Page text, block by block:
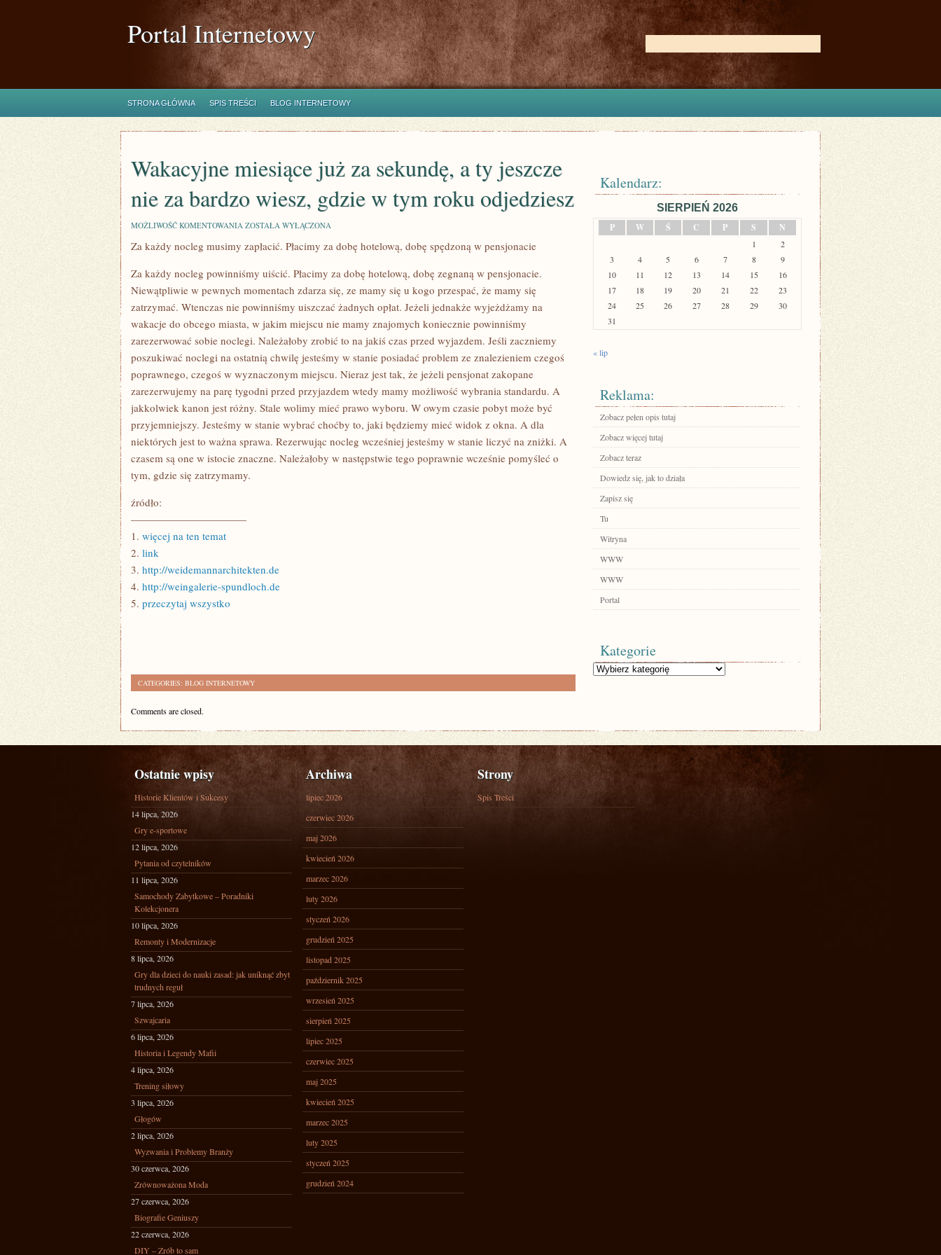
Portal Internetowy
STRONA GŁÓWNA SPIS TREŚCI BLOG INTERNETOWY
Wakacyjne miesiące już za sekundę, a ty jeszcze
nie za bardzo wiesz, gdzie w tym roku odjedziesz
MOŻLIWOŚĆ KOMENTOWANIA WAKACYJNE
JUŻ
A
TY
NIE
BARDZO
WIESZ,
W
TYM
ROKU
ODJEDZIESZ
ZOSTAŁA WYŁĄCZONA
Za każdy nocleg musimy zapłacić. Płacimy za dobę hotelową, dobę spędzoną w pensjonacie
Za każdy nocleg powinniśmy uiścić. Płacimy za dobę hotelową, dobę zegnaną w pensjonacie.
Niewątpliwie w pewnych momentach zdarza się, ze mamy się u kogo przespać, że mamy się
zatrzymać. Wtenczas nie powinniśmy uiszczać żadnych opłat. Jeżeli jednakże wyjeżdżamy na
wakacje do obcego miasta, w jakim miejscu nie mamy znajomych koniecznie powinniśmy
zarezerwować sobie noclegi. Należałoby zrobić to na jakiś czas przed wyjazdem. Jeśli zaczniemy
poszukiwać noclegi na ostatnią chwilę jesteśmy w stanie posiadać problem ze znalezieniem czegoś
poprawnego, czegoś w wyznaczonym miejscu. Nieraz jest tak, że jeżeli pensjonat zakopane
zarezerwujemy na parę tygodni przed przyjazdem wtedy mamy możliwość wybrania standardu. A
jakkolwiek kanon jest różny. Stale wolimy mieć prawo wyboru. W owym czasie pobyt może być
przyjemniejszy. Jesteśmy w stanie wybrać choćby to, jaki będziemy mieć widok z okna. A dla
niektórych jest to ważna sprawa. Rezerwując nocleg wcześniej jesteśmy w stanie liczyć na zniżki. A
czasem są one w istocie znaczne. Należałoby w następstwie tego poprawnie wcześnie pomyśleć o
tym, gdzie się zatrzymamy.
źródło:
———————————
1. więcej na ten temat
2. link
3. http://weidemannarchitekten.de
4. http://weingalerie-spundloch.de
5. przeczytaj wszystko
CATEGORIES: BLOG INTERNETOWY
Comments are closed.
Kalendarz:
SIERPIEŃ 2026
P
W Ś C P S N
1
2
3
4 5 6 7 8
9
10
11 12 13 14 15
16
17
18 19 20 21 22
23
24
25 26 27 28 29
30
31
« lip
Reklama:
Zobacz pełen opis tutaj
Zobacz więcej tutaj
Zobacz teraz
Dowiedz się, jak to działa
Zapisz się
Tu
Witryna
WWW
WWW
Portal
Kategorie
Kategorie
Ostatnie wpisy
Historie Klientów i Sukcesy
14 lipca, 2026
Gry e-sportowe
12 lipca, 2026
Pytania od czytelników
11 lipca, 2026
Samochody Zabytkowe – Poradniki
Kolekcjonera
10 lipca, 2026
Remonty i Modernizacje
8 lipca, 2026
Gry dla dzieci do nauki zasad: jak uniknąć zbyt
trudnych reguł
7 lipca, 2026
Szwajcaria
6 lipca, 2026
Historia i Legendy Mafii
4 lipca, 2026
Trening siłowy
3 lipca, 2026
Głogów
2 lipca, 2026
Wyzwania i Problemy Branży
30 czerwca, 2026
Zrównoważona Moda
27 czerwca, 2026
Biografie Geniuszy
22 czerwca, 2026
DIY – Zrób to sam
Archiwa
lipiec 2026
czerwiec 2026
maj 2026
kwiecień 2026
marzec 2026
luty 2026
styczeń 2026
grudzień 2025
listopad 2025
październik 2025
wrzesień 2025
sierpień 2025
lipiec 2025
czerwiec 2025
maj 2025
kwiecień 2025
marzec 2025
luty 2025
styczeń 2025
grudzień 2024
Strony
Spis Treści